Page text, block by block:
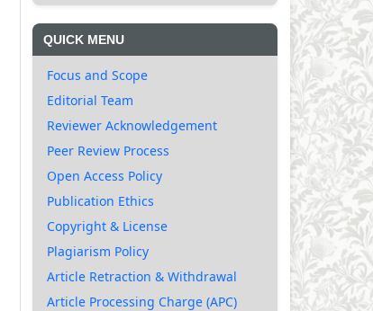
QUICK MENU
Focus and Scope
Editorial Team
Reviewer Acknowledgement
Peer Review Process
Open Access Policy
Publication Ethics
Copyright & License
Plagiarism Policy
Article Retraction & Withdrawal
Article Processing Charge (APC)